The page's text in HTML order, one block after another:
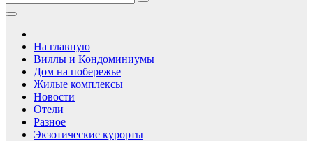
На главную
Виллы и Кондоминиумы
Дом на побережье
Жилые комплексы
Новости
Отели
Разное
Экзотические курорты